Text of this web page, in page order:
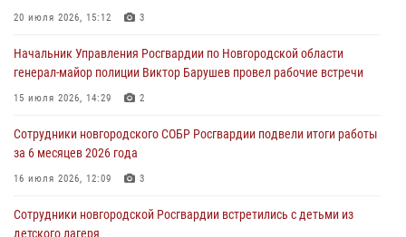
Новгородские росгвардейцы за неделю осуществили 203 выезда на
04 августа 2026, 09:12 1
Радиоэфир программы "Новости дня" на радио "Радио53" от 30
центре подготовки личного состава Росгвардии.
30 июля 2026, 16:00 1
разрешительной работы Росгвардии провели телефонную «горячую
линию»
20 июля 2026, 15:12 3
Начальник Управления Росгвардии по Новгородской области
генерал-майор полиции Виктор Барушев провел рабочие встречи
15 июля 2026, 14:29 2
Сотрудники новгородского СОБР Росгвардии подвели итоги работы
за 6 месяцев 2026 года
16 июля 2026, 12:09 3
Сотрудники новгородской Росгвардии встретились с детьми из
детского лагеря